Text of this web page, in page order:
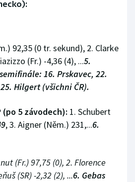
92,35 (0 tr. sekund), 2. Clarke
(Fr.) -4,36 (4), ...5.
16. Prskavec, 22.
Hilgert (všichni ČR).
(po 5 závodech): 1. Schubert
, 3. Aigner (Něm.) 231,...6.
(Fr.) 97,75 (0), 2. Florence
(SR) -2,32 (2), ...6. Gebas